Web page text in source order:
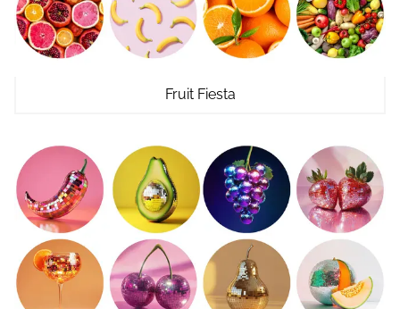
Fruit Fiesta